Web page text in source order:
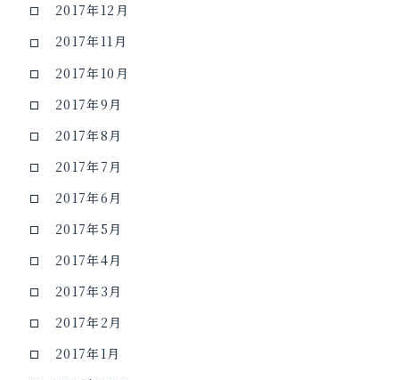
2017年12月
2017年11月
2017年10月
2017年9月
2017年8月
2017年7月
2017年6月
2017年5月
2017年4月
2017年3月
2017年2月
2017年1月